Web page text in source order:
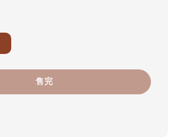
售完